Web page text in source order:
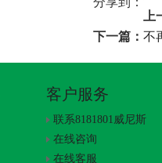
下一篇： 不
客户服务
联系8181801威尼斯
在线咨询
在线客服